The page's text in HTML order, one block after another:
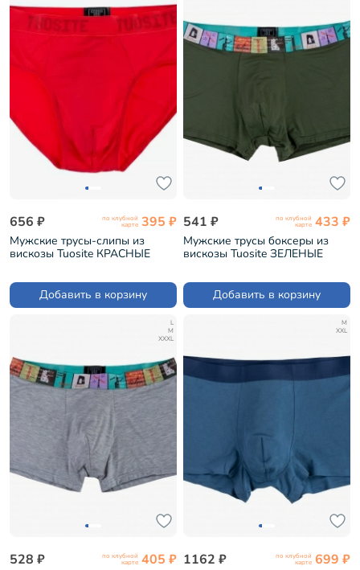
656 ₽ по клубной
карте 395 ₽
Мужские трусы-слипы из
вискозы Tuosite КРАСНЫЕ
Добавить в корзину
541 ₽ по клубной
карте 433 ₽
Мужские трусы боксеры из
вискозы Tuosite ЗЕЛЕНЫЕ
Добавить в корзину
L
M
XXXL
528 ₽ по клубной
карте 405 ₽
M
XXL
1162 ₽ по клубной
карте 699 ₽